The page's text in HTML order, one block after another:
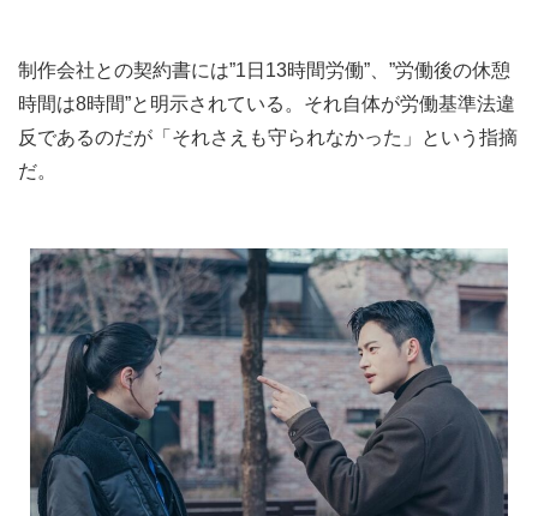
制作会社との契約書には”1日13時間労働”、”労働後の休憩
時間は8時間”と明示されている。それ自体が労働基準法違
反であるのだが「それさえも守られなかった」という指摘
だ。